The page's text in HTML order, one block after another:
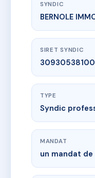
SYNDIC
BERNOLE
SIRET SYNDIC
TYPE
Syndic
MANDAT
un mandat